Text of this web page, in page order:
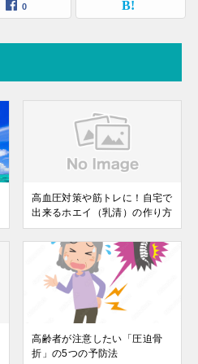
0
高血圧対策や筋トレに！自宅で
出来るホエイ（乳清）の作り方
高齢者が注意したい「圧迫骨
折」の5つの予防法